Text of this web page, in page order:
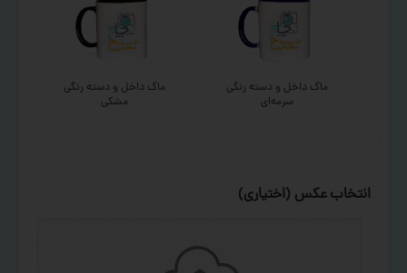
ماگ داخل و دسته رنگی
سرمه‌ای
ماگ داخل و دسته رنگی
مشکی
انتخاب عکس (اختیاری)